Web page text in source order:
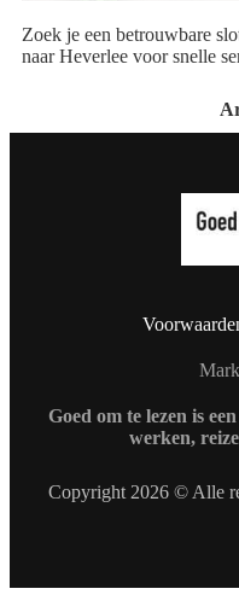
Zoek je een betrouwbare
naar Heverlee voor snelle
Goed om te lezen is
werken,
Copyright 2026 © Alle